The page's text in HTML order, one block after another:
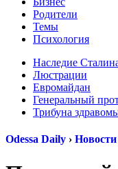
Родители
Темы
Психология
Наследие
Люстрации
Евромайдан
Генеральный
Трибуна
Odessa Daily › Новости